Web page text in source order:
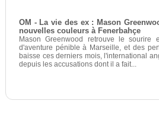
OM - La vie des ex : Mason
nouvelles couleurs à Fenerbahçe
Mason Greenwood retrouve le sourire
d'aventure pénible à Marseille, et des
baisse ces derniers mois, l'international
depuis les accusations dont il a fait...